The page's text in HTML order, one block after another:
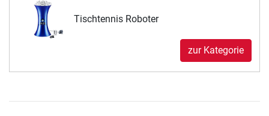
Tischtennis Roboter
zur Kategorie